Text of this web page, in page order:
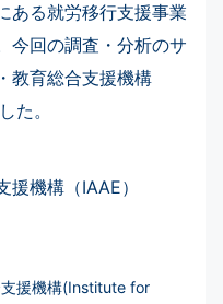
ある就労移行支援事業
今回の調査・分析のサ
教育総合支援機構
た。
機構（IAAE）
援機構(Institute for